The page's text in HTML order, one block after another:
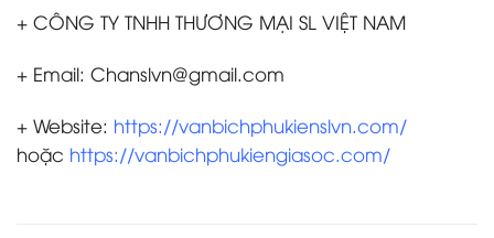
+ CÔNG TY TNHH THƯƠNG MẠI SL VIỆT NAM
+ Email: Chanslvn@gmail.com
+ Website: https://vanbichphukienslvn.com/
hoặc https://vanbichphukiengiasoc.com/